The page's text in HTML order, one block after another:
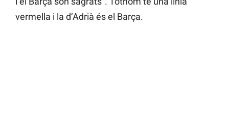
vermella i la d’Adrià és el Barça.